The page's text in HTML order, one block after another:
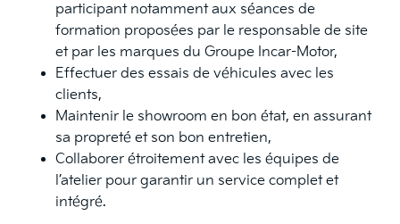
participant notamment aux séances de
formation proposées par le responsable de site
et par les marques du Groupe Incar-Motor,
Effectuer des essais de véhicules avec les
clients,
Maintenir le showroom en bon état, en assurant
sa propreté et son bon entretien,
Collaborer étroitement avec les équipes de
l’atelier pour garantir un service complet et
intégré.